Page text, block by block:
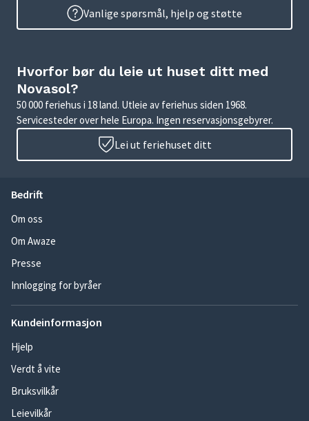
Vanlige spørsmål, hjelp og støtte
Hvorfor bør du leie ut huset ditt med
Novasol?
50 000 feriehus i 18 land. Utleie av feriehus siden 1968.
Servicesteder over hele Europa. Ingen reservasjonsgebyrer.
Lei ut feriehuset ditt
Bedrift
Om oss
Om Awaze
Presse
Innlogging for byråer
Kundeinformasjon
Hjelp
Verdt å vite
Bruksvilkår
Leievilkår